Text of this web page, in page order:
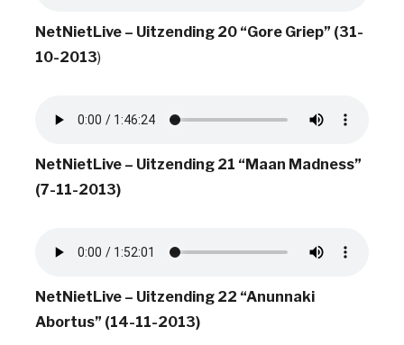
NetNietLive – Uitzending 20 “Gore Griep” (31-
10-2013)
NetNietLive – Uitzending 21 “Maan Madness”
(7-11-2013)
NetNietLive – Uitzending 22 “Anunnaki
Abortus” (14-11-2013)